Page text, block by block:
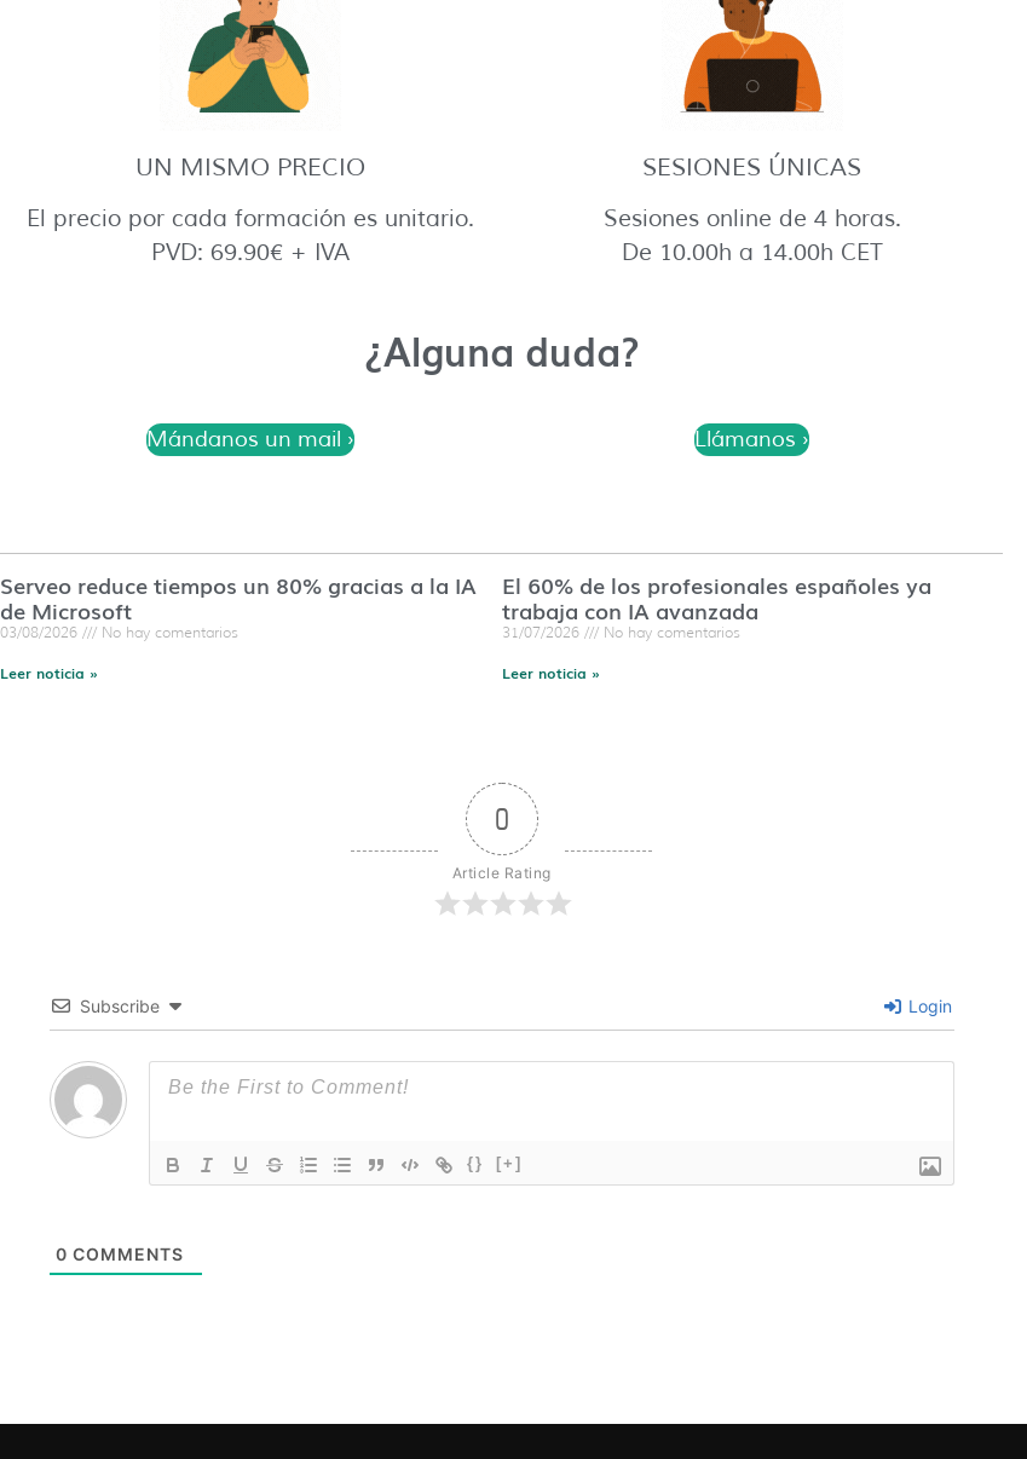
UN MISMO PRECIO
El precio por cada formación es unitario.
PVD: 69.90€ + IVA
SESIONES ÚNICAS
Sesiones online de 4 horas.
De 10.00h a 14.00h CET
¿Alguna duda?
Mándanos un mail › Llámanos ›
Serveo reduce tiempos un 80% gracias a la IA
de Microsoft
03/08/2026 No hay comentarios
Leer noticia »
El 60% de los profesionales españoles ya
trabaja con IA avanzada
31/07/2026 No hay comentarios
Leer noticia »
0
Article Rating
Subscribe Login
{} [+]
0 COMMENTS